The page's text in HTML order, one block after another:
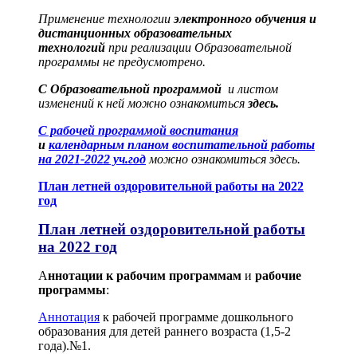
Применение технологииэлектронного обучения и
дистанционных образовательных
технологий при реализации Образовательной
программы не предусмотрено.
С Образовательной программой и листом
изменений к ней можно ознакомитьсяздесь.
С рабочей программой воспитания
и календарным планом воспитательной работы
на 2021-2022 уч.годможно ознакомиться здесь.
План летней оздоровительной работы на 2022
год
План летней оздоровительной работы
на 2022 год
Аннотации к рабочим программам и рабочие
программы:
Аннотация к рабочей программе дошкольного
образования для детей раннего возраста (1,5-2
года).№1.